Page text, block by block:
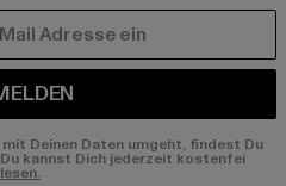
Deinen Daten umgeht, findest Du
kannst Dich jederzeit kostenfei